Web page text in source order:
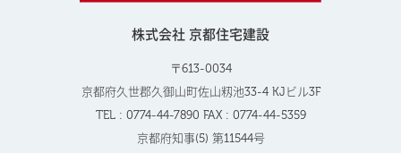
株式会社 京都住宅建設
〒613-0034
京都府久世郡久御山町佐山籾池33-4 KJビル3F
TEL : 0774-44-7890 FAX : 0774-44-5359
京都府知事(5) 第11544号